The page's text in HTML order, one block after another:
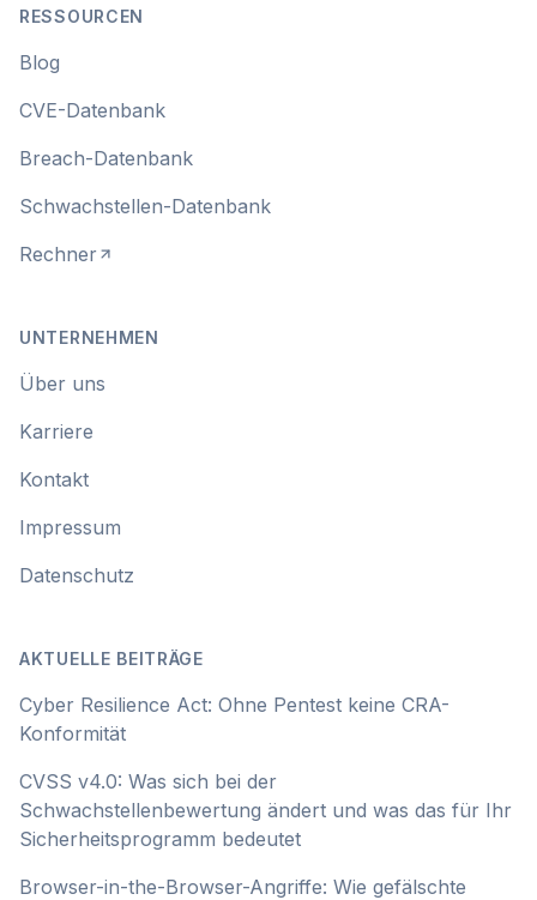
RESSOURCEN
Blog
CVE-Datenbank
Breach-Datenbank
Schwachstellen-Datenbank
Rechner
UNTERNEHMEN
Über uns
Karriere
Kontakt
Impressum
Datenschutz
AKTUELLE BEITRÄGE
Cyber Resilience Act: Ohne Pentest keine CRA-
Konformität
CVSS v4.0: Was sich bei der
Schwachstellenbewertung ändert und was das für Ihr
Sicherheitsprogramm bedeutet
Browser-in-the-Browser-Angriffe: Wie gefälschte